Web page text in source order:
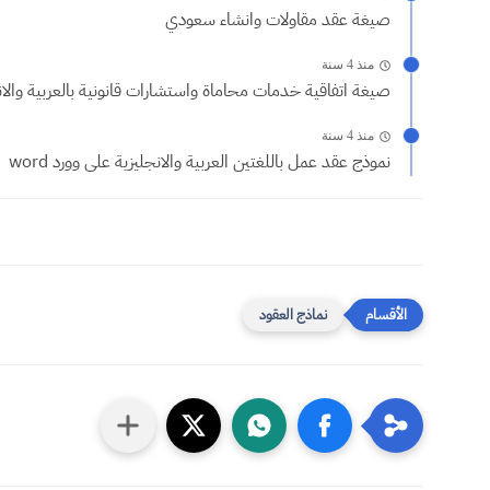
صيغة عقد مقاولات وانشاء سعودي
منذ 4 سنة
صيغة اتفاقية خدمات محاماة واستشارات قانونية بالعربية
منذ 4 سنة
نموذج عقد عمل باللغتين العربية والانجليزية على وورد word
نماذج العقود